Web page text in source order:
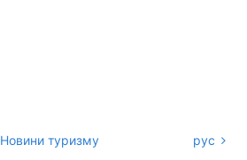
Новини туризму рус